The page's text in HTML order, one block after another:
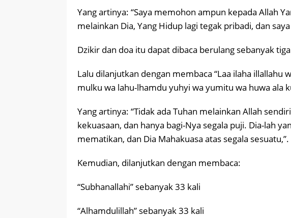
Yang artinya: “Saya memohon ampun kepada Allah
melainkan Dia, Yang Hidup lagi tegak pribadi, dan
Dzikir dan doa itu dapat dibaca berulang sebanyak
Lalu dilanjutkan dengan membaca “Laa ilaha illallahu
mulku wa lahu-lhamdu yuhyi wa yumitu wa huwa ala
Yang artinya: “Tidak ada Tuhan melainkan Allah
kekuasaan, dan hanya bagi-Nya segala puji. Dia-lah
mematikan, dan Dia Mahakuasa atas segala sesuatu,”.
Kemudian, dilanjutkan dengan membaca:
“Subhanallahi” sebanyak 33 kali
“Alhamdulillah” sebanyak 33 kali